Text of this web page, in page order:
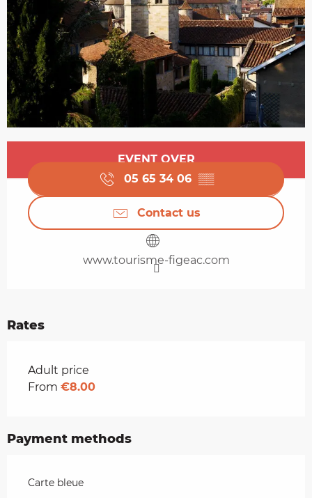
Opening hours & contact details
EVENT OVER
05 65 34 06 ▒▒
Contact us
www.tourisme-figeac.com
Rates
Rates 2026
Adult price
From €8.00
Payment methods
Carte bleue